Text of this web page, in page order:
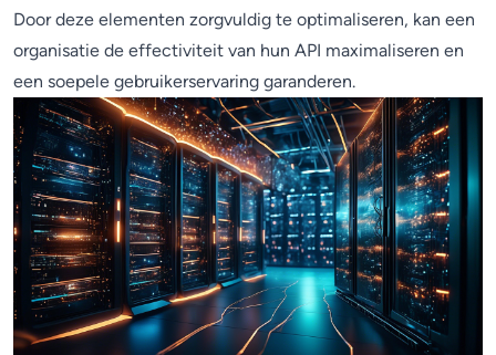
Door deze elementen zorgvuldig te optimaliseren, kan een
organisatie de effectiviteit van hun API maximaliseren en
een soepele gebruikerservaring garanderen.